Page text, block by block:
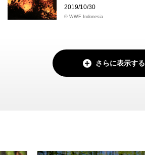
2019/10/30
© WWF Indonesia
さらに表示する